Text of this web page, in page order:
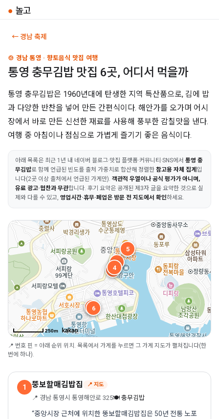
● 놀고
← 경남 축제
🍲 경남 통영 · 향토음식 맛집 여행
통영 충무김밥 맛집 6곳, 어디서 먹을까
통영 충무김밥은 1960년대에 탄생한 지역 특산품으로, 김에 밥
과 다양한 반찬을 넣어 만든 간편식이다. 해안가를 오가며 어시
장에서 바로 만든 신선한 재료를 사용해 풍부한 감칠맛을 낸다.
여행 중 아침이나 점심으로 가볍게 즐기기 좋은 음식이다.
아래 목록은 최근 1년 내 네이버 블로그·맛집 플랫폼·커뮤니티·SNS에서 통영 충
무김밥로 함께 언급된 빈도를 출처 가중치로 합산해 정렬한 참고용 자체 집계 입
니다(2곳 이상 출처에서 언급된 가게만). 객관적 우열이나 공식 평가가 아니며,
유료 광고·협찬과 무관합니다. 후기 요약은 공개된 제3자 글을 요약한 것으로 실
제와 다를 수 있고, 영업시간·휴무·폐업은 방문 전 지도에서 확인하세요.
1
2
34
5
6
250m
📍 번호 핀 = 아래 순위 위치. 목록에서 가게를 누르면 그 가게 지도가 펼쳐집니다(한
번에 하나).
1 뚱보할매김밥집 📍 지도
📍 경남 통영시 통영해안로 325🍽 충무김밥
“중앙시장 근처에 위치한 뚱보할매김밥집은 50년 전통 노포